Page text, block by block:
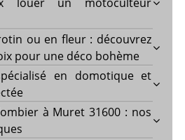
louer un motoculteur
ou en fleur : découvrez
pour une déco bohème
en domotique et
à Muret 31600 : nos